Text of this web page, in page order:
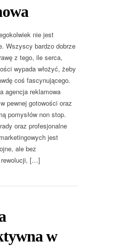
nie jest
Wszyscy bardzo dobrze
z tego, ile serca,
wypada włożyć, żeby
coś fascynującego.
agencja reklamowa
pewnej gotowości oraz
pomysłów non stop.
oraz profesjonalne
jest
ale bez
[…]
w